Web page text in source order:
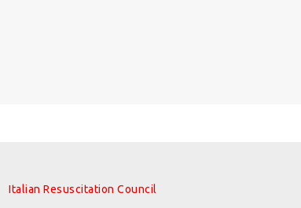
Italian Resuscitation Council